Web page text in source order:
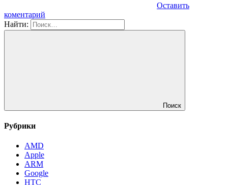
Оставить
коментарий
Найти:
Поиск
Рубрики
AMD
Apple
ARM
Google
HTC